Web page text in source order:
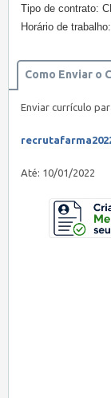
Tipo de contrato:
Horário de
Como Enviar o
Enviar currículo
Até: 10/01/2022